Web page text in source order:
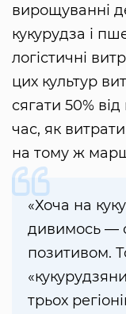
вирощуванні
кукурудза і
логістичні
цих культур
сягати 50%
час, як витрати
на тому ж
«Хоча на
дивимось —
позитивом.
трьох